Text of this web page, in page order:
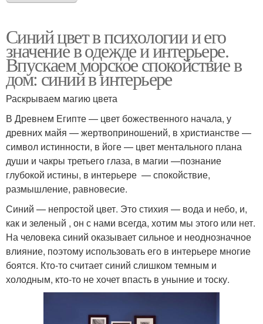
Синий цвет в психологии и его
значение в одежде и интерьере.
Впускаем морское спокойствие в
дом: синий в интерьере
Раскрываем магию цвета
В Древнем Египте — цвет божественного начала, у
древних майя — жертвоприношений, в христианстве —
символ истинности, в йоге — цвет ментального плана
души и чакры третьего глаза, в магии —познание
глубокой истины, в интерьере — спокойствие,
размышление, равновесие.
Синий — непростой цвет. Это стихия — вода и небо, и,
как и зеленый , он с нами всегда, хотим мы этого или нет.
На человека синий оказывает сильное и неоднозначное
влияние, поэтому использовать его в интерьере многие
боятся. Кто-то считает синий слишком темным и
холодным, кто-то не хочет впасть в уныние и тоску.